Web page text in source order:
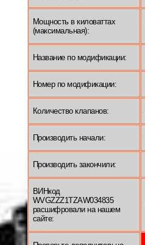
Мощность в киловаттах
(максимальная):
Название по модификации:
Номер по модификации:
Количество клапанов:
Производить начали:
Производить закончили:
ВИНкод
WVGZZZ1TZAW034835
расшифровали на нашем
сайте: